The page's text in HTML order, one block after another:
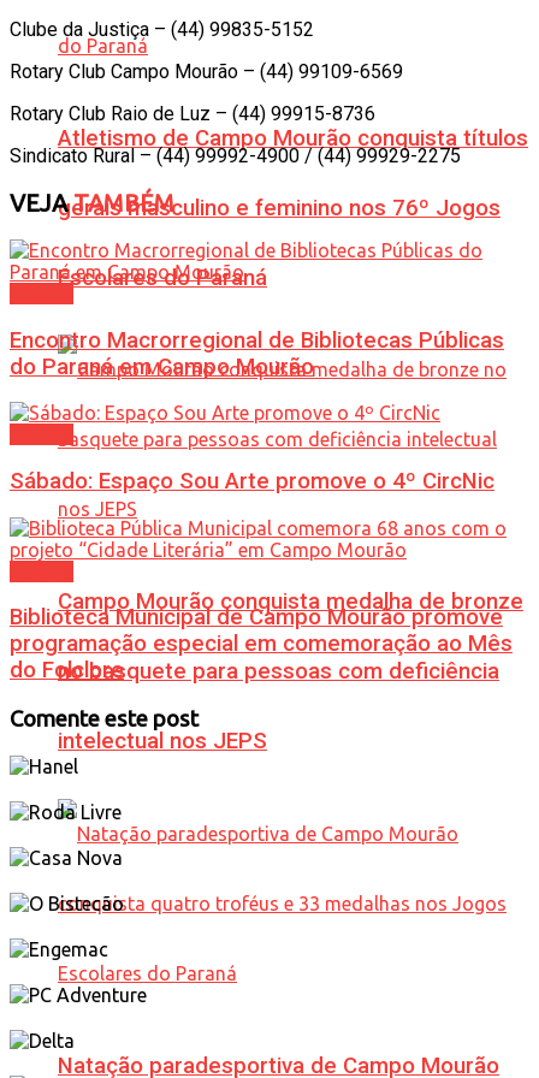
Atletismo de Campo Mourão conquista títulos
gerais masculino e feminino nos 76º Jogos
Escolares do Paraná
Campo Mourão conquista medalha de bronze
no basquete para pessoas com deficiência
intelectual nos JEPS
Natação paradesportiva de Campo Mourão
Clube da Justiça – (44) 99835-5152
Rotary Club Campo Mourão – (44) 99109-6569
Rotary Club Raio de Luz – (44) 99915-8736
Sindicato Rural – (44) 99992-4900 / (44) 99929-2275
VEJATAMBÉM
Encontro Macrorregional de Bibliotecas Públicas
do Paraná em Campo Mourão
Sábado: Espaço Sou Arte promove o 4º CircNic
Biblioteca Municipal de Campo Mourão promove
programação especial em comemoração ao Mês
do Folclore
Comente este post